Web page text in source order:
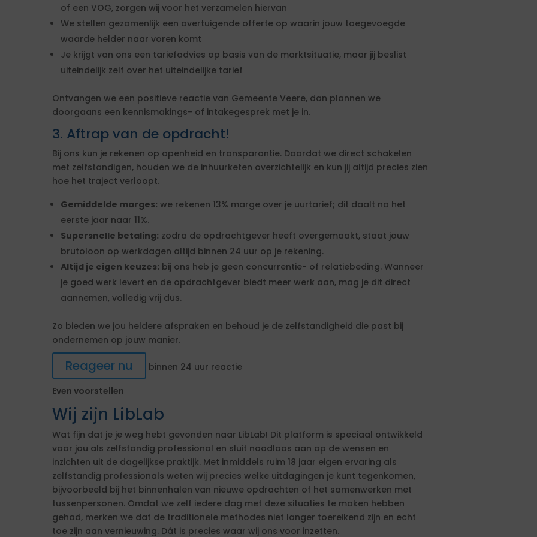
of een VOG, zorgen wij voor het verzamelen hiervan
We stellen gezamenlijk een overtuigende offerte op waarin jouw toegevoegde
waarde helder naar voren komt
Je krijgt van ons een tariefadvies op basis van de marktsituatie, maar jij beslist
uiteindelijk zelf over het uiteindelijke tarief
Ontvangen we een positieve reactie van Gemeente Veere, dan plannen we
doorgaans een kennismakings- of intakegesprek met je in.
3. Aftrap van de opdracht!
Bij ons kun je rekenen op openheid en transparantie. Doordat we direct schakelen
met zelfstandigen, houden we de inhuurketen overzichtelijk en kun jij altijd precies zien
hoe het traject verloopt.
Gemiddelde marges: we rekenen 13% marge over je uurtarief; dit daalt na het
eerste jaar naar 11%.
Supersnelle betaling: zodra de opdrachtgever heeft overgemaakt, staat jouw
brutoloon op werkdagen altijd binnen 24 uur op je rekening.
Altijd je eigen keuzes: bij ons heb je geen concurrentie- of relatiebeding. Wanneer
je goed werk levert en de opdrachtgever biedt meer werk aan, mag je dit direct
aannemen, volledig vrij dus.
Zo bieden we jou heldere afspraken en behoud je de zelfstandigheid die past bij
ondernemen op jouw manier.
Reageer nu
binnen 24 uur reactie
Even voorstellen
Wij zijn LibLab
Wat fijn dat je je weg hebt gevonden naar LibLab! Dit platform is speciaal ontwikkeld
voor jou als zelfstandig professional en sluit naadloos aan op de wensen en
inzichten uit de dagelijkse praktijk. Met inmiddels ruim 18 jaar eigen ervaring als
zelfstandig professionals weten wij precies welke uitdagingen je kunt tegenkomen,
bijvoorbeeld bij het binnenhalen van nieuwe opdrachten of het samenwerken met
tussenpersonen. Omdat we zelf iedere dag met deze situaties te maken hebben
gehad, merken we dat de traditionele methodes niet langer toereikend zijn en echt
toe zijn aan vernieuwing. Dát is precies waar wij ons voor inzetten.